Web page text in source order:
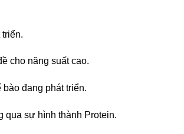
cho năng suất cao.
đang phát triển.
qua sự hình thành Protein.